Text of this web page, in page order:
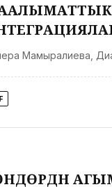
Мамыралиева